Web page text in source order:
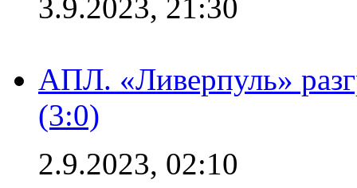
3.9.2023, 21:30
АПЛ. «Ливерпуль»
(3:0)
2.9.2023, 02:10